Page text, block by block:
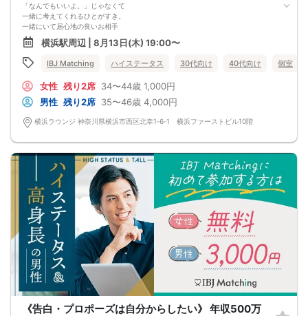
「なんでもいいよ。」じゃなくて
一緒に考えてくれるひとがすき。
一緒にいて居心地の良いお相手
❶自分の考えを言える
❷パートナーへの配慮ができる
❸周りの人にも優しくできる
❹お出かけするときは仲良くが基本！
こんな人と出会えたらいいなぁ♪
体型維持した身体、肌や髪も綺麗で清潔。
大人のおしゃれを楽しむ余裕があるくらい
精神的にも成熟している♪
二人でいろんな体験を通して
横浜駅周辺 | 8月13日(木) 19:00〜
IBJ Matching ハイステータス 30代向け 40代向け 個室
女性 残り2席 34〜44歳 1,000円
男性 残り2席 35〜46歳 4,000円
横浜ラウンジ 神奈川県横浜市西区北幸1‐6‐1 横浜ファーストビル10階
《告白・プロポーズは自分からしたい》 年収500万